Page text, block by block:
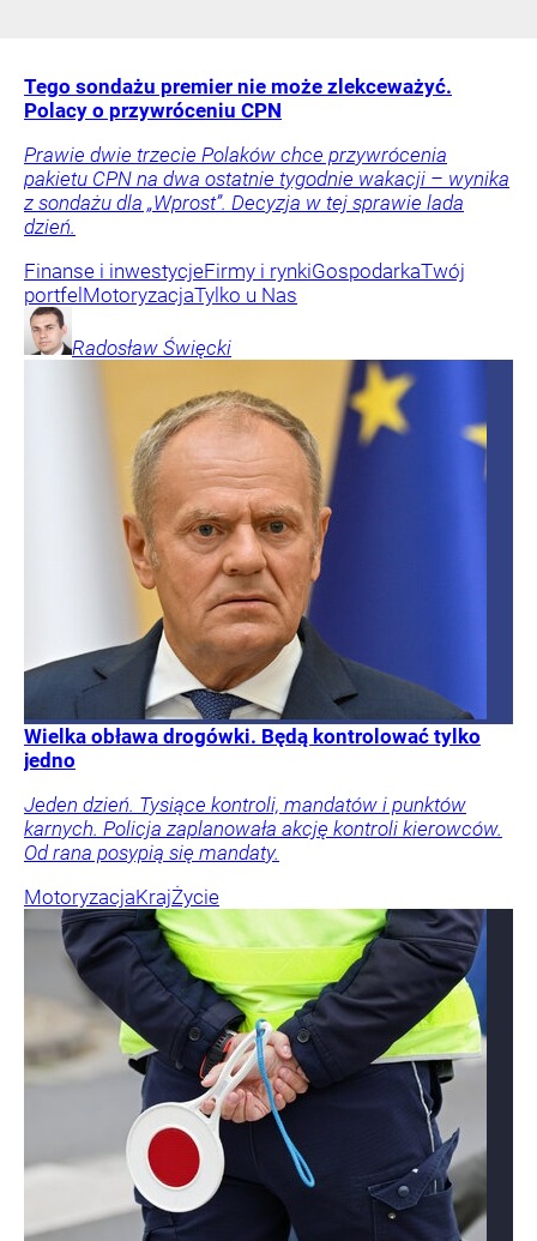
Tego sondażu premier nie może zlekceważyć.
Polacy o przywróceniu CPN
Prawie dwie trzecie Polaków chce przywrócenia
pakietu CPN na dwa ostatnie tygodnie wakacji – wynika
z sondażu dla „Wprost”. Decyzja w tej sprawie lada
dzień.
Finanse i inwestycjeFirmy i rynkiGospodarkaTwój
portfelMotoryzacjaTylko u Nas
Radosław Święcki
Wielka obława drogówki. Będą kontrolować tylko
jedno
Jeden dzień. Tysiące kontroli, mandatów i punktów
karnych. Policja zaplanowała akcję kontroli kierowców.
Od rana posypią się mandaty.
MotoryzacjaKrajŻycie